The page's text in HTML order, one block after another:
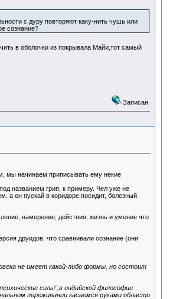
с дуру повторяют каку-нить чушь или
сознание?
в оболочки из покрывала Майи,тот самый
Записан
мы начинаем приписывать ему некие
названием грип, к примеру. Чел уже не
а он пускай в коридоре посидит, болезный.
намерение, действия, жизнь и умение что
друидов, что сравнивали сознание (они
не имеет какой-либо формы, но состоит
силы",в индийской философии
переживании касаемся руками области